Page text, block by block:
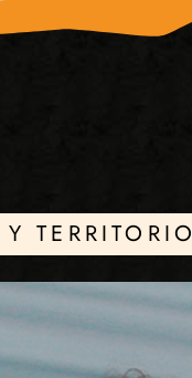
TERRITORIO